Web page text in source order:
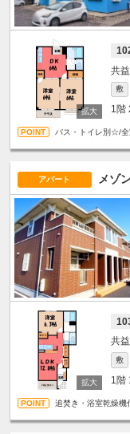
敷
1階
バス・トイレ別☆/
アパート メゾ
敷
1階
追焚き・浴室乾燥機